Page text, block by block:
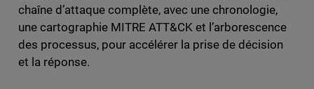
chaîne d’attaque complète, avec une chronologie,
une cartographie MITRE ATT&CK et l’arborescence
des processus, pour accélérer la prise de décision
et la réponse.